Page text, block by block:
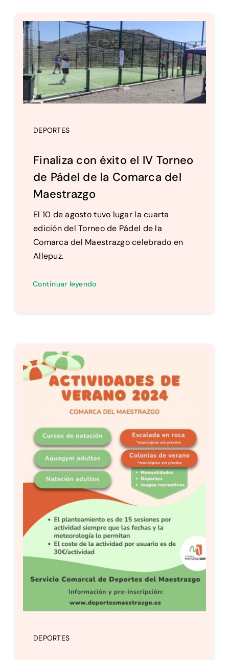
DEPORTES
Finaliza con éxito el IV Torneo
de Pádel de la Comarca del
Maestrazgo
El 10 de agosto tuvo lugar la cuarta
edición del Torneo de Pádel de la
Comarca del Maestrazgo celebrado en
Allepuz.
Continuar leyendo
DEPORTES